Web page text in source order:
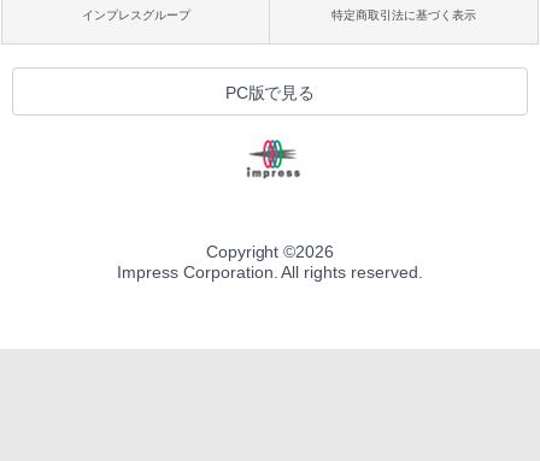
インプレスグループ 特定商取引法に基づく表示
PC版で見る
Copyright ©2026
Impress Corporation. All rights reserved.